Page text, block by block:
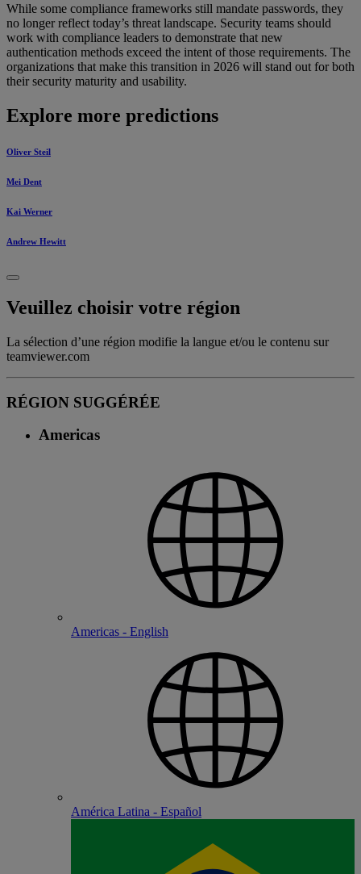
While some compliance frameworks still mandate passwords, they
no longer reflect today’s threat landscape. Security teams should
work with compliance leaders to demonstrate that new
authentication methods exceed the intent of those requirements. The
organizations that make this transition in 2026 will stand out for both
their security maturity and usability.
Explore more predictions
Oliver Steil
Mei Dent
Kai Werner
Andrew Hewitt
Veuillez choisir votre région
La sélection d’une région modifie la langue et/ou le contenu sur
teamviewer.com
RÉGION SUGGÉRÉE
Americas
Americas - English
América Latina - Español